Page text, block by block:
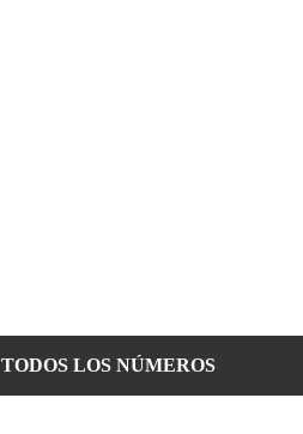
TODOS LOS NÚMEROS